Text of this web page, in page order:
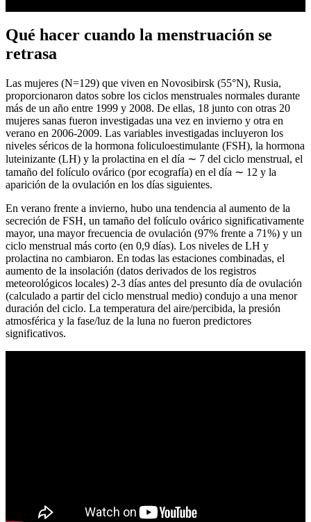
Qué hacer cuando la menstruación se
retrasa
Las mujeres (N=129) que viven en Novosibirsk (55°N), Rusia,
proporcionaron datos sobre los ciclos menstruales normales durante
más de un año entre 1999 y 2008. De ellas, 18 junto con otras 20
mujeres sanas fueron investigadas una vez en invierno y otra en
verano en 2006-2009. Las variables investigadas incluyeron los
niveles séricos de la hormona foliculoestimulante (FSH), la hormona
luteinizante (LH) y la prolactina en el día ∼ 7 del ciclo menstrual, el
tamaño del folículo ovárico (por ecografía) en el día ∼ 12 y la
aparición de la ovulación en los días siguientes.
En verano frente a invierno, hubo una tendencia al aumento de la
secreción de FSH, un tamaño del folículo ovárico significativamente
mayor, una mayor frecuencia de ovulación (97% frente a 71%) y un
ciclo menstrual más corto (en 0,9 días). Los niveles de LH y
prolactina no cambiaron. En todas las estaciones combinadas, el
aumento de la insolación (datos derivados de los registros
meteorológicos locales) 2-3 días antes del presunto día de ovulación
(calculado a partir del ciclo menstrual medio) condujo a una menor
duración del ciclo. La temperatura del aire/percibida, la presión
atmosférica y la fase/luz de la luna no fueron predictores
significativos.